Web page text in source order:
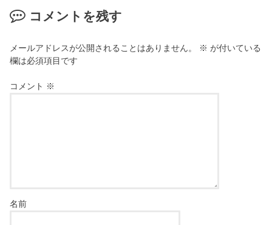
コメントを残す
メールアドレスが公開されることはありません。 ※ が付いている
欄は必須項目です
コメント ※
名前